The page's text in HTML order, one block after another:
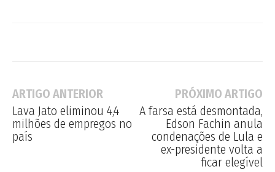
ARTIGO ANTERIOR
Lava Jato eliminou 4,4
milhões de empregos no
país
PRÓXIMO ARTIGO
A farsa está desmontada,
Edson Fachin anula
condenações de Lula e
ex-presidente volta a
ficar elegível